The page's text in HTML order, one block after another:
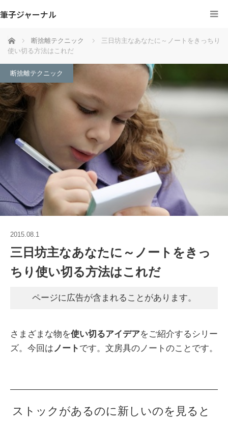
筆子ジャーナル
ホーム 断捨離テクニック
三日坊主なあなたに～ノートをきっちり
使い切る方法はこれだ
断捨離テクニック
2015.08.1
三日坊主なあなたに～ノートをきっ
ちり使い切る方法はこれだ
ページに広告が含まれることがあります。
さまざまな物を使い切るアイデアをご紹介するシリー
ズ。今回はノート です。文房具のノートのことです。
ストックがあるのに新しいのを見ると